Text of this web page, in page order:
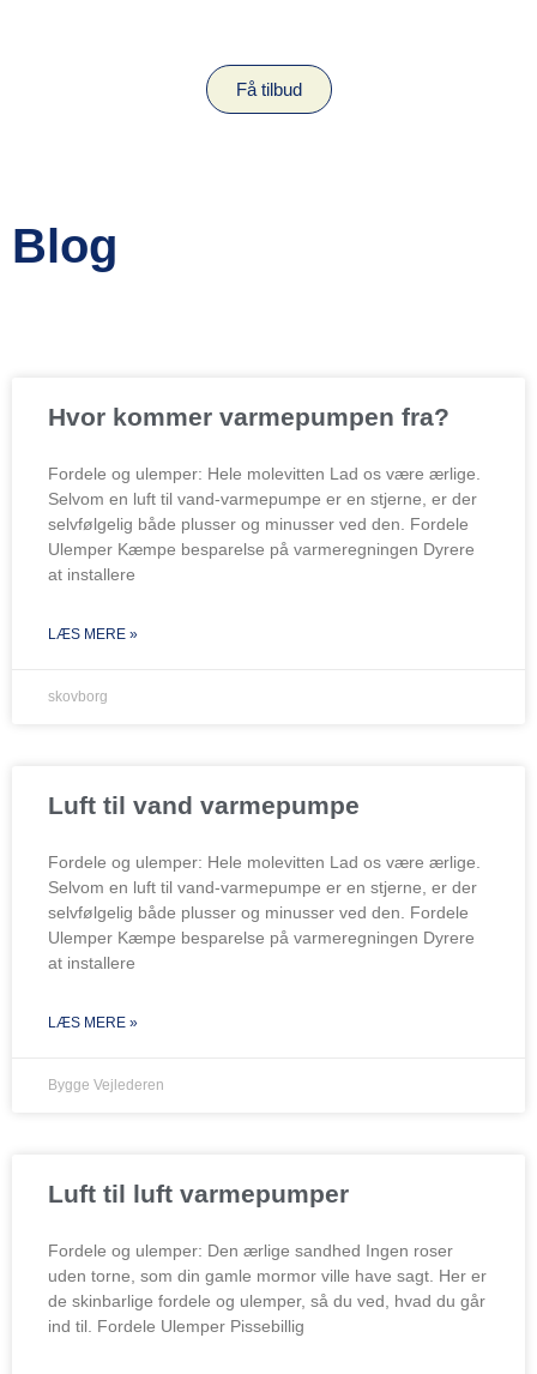
Få tilbud
Blog
Hvor kommer varmepumpen fra?
Fordele og ulemper: Hele molevitten Lad os være ærlige.
Selvom en luft til vand-varmepumpe er en stjerne, er der
selvfølgelig både plusser og minusser ved den. Fordele
Ulemper Kæmpe besparelse på varmeregningen Dyrere
at installere
LÆS MERE »
skovborg
Luft til vand varmepumpe
Fordele og ulemper: Hele molevitten Lad os være ærlige.
Selvom en luft til vand-varmepumpe er en stjerne, er der
selvfølgelig både plusser og minusser ved den. Fordele
Ulemper Kæmpe besparelse på varmeregningen Dyrere
at installere
LÆS MERE »
Bygge Vejlederen
Luft til luft varmepumper
Fordele og ulemper: Den ærlige sandhed Ingen roser
uden torne, som din gamle mormor ville have sagt. Her er
de skinbarlige fordele og ulemper, så du ved, hvad du går
ind til. Fordele Ulemper Pissebillig